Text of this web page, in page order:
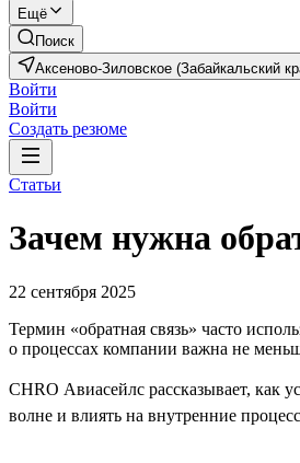
Ещё
Поиск
Аксеново-Зиловское (Забайкальский
Войти
Войти
Создать резюме
Статьи
Зачем нужна
22 сентября 2025
Термин «обратная связь» часто
о процессах компании важна не
CHRO Авиасейлс рассказывает, как
волне и влиять на внутренние